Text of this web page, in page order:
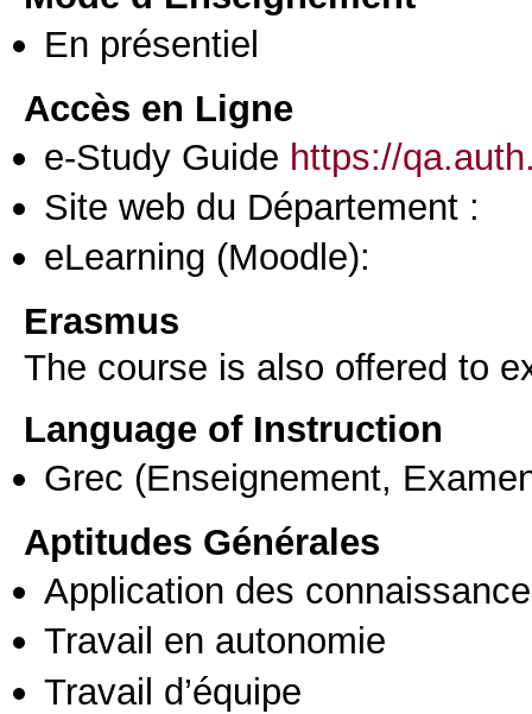
En présentiel
Accès en Ligne
e-Study Guide https://
Site web du Département :
eLearning (Moodle):
Erasmus
The course is also offered to
Language of Instruction
Grec (Enseignement,
Aptitudes Générales
Application des
Travail en autonomie
Travail d’équipe